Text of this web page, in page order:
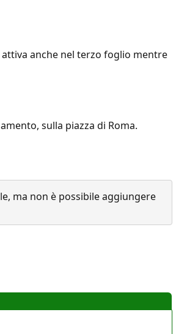
anche nel terzo foglio mentre
sulla piazza di Roma.
ma non è possibile aggiungere